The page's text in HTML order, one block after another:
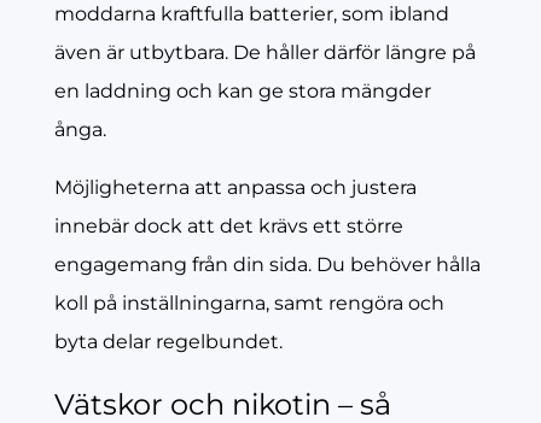
moddarna kraftfulla batterier, som ibland
även är utbytbara. De håller därför längre på
en laddning och kan ge stora mängder
ånga.
Möjligheterna att anpassa och justera
innebär dock att det krävs ett större
engagemang från din sida. Du behöver hålla
koll på inställningarna, samt rengöra och
byta delar regelbundet.
Vätskor och nikotin – så